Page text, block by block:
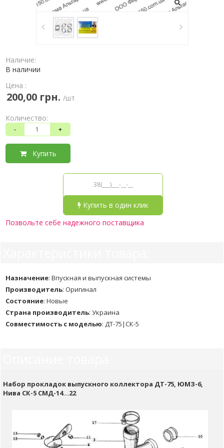
Наличие:
В наличии
Цена :
200,00 грн. /шт
Количество:
- +
Купить
Купить в один клик
Позвольте себе надежного поставщика
Назначение: Впускная и выпускная системы
Производитель: Оригинал
Состояние: Новые
Страна производитель: Украина
Совместимость с моделью: ДТ-75|СК-5
Набор прокладок выпускного коллектора ДТ-75, ЮМЗ-6,
Нива СК-5 СМД-14...22